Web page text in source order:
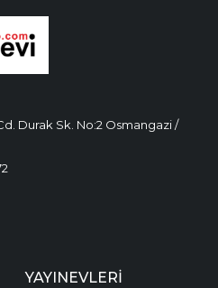
Durak Sk. No:2 Osmangazi /
YAYINEVLERI